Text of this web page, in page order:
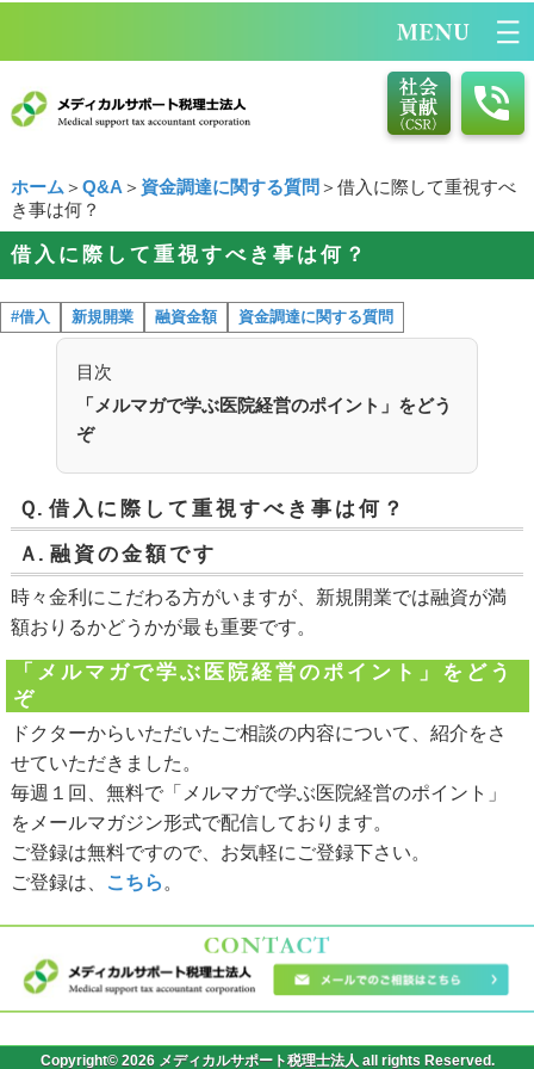
ホーム ＞ Q&A ＞ 資金調達に関する質問 ＞借入に際して重視すべ
き事は何？
借入に際して重視すべき事は何？
#借入 新規開業 融資金額 資金調達に関する質問
目次
「メルマガで学ぶ医院経営のポイント」をどう
ぞ
Ｑ. 借入に際して重視すべき事は何？
Ａ. 融資の金額です
時々金利にこだわる方がいますが、新規開業では融資が満
額おりるかどうかが最も重要です。
「メルマガで学ぶ医院経営のポイント」をどう
ぞ
ドクターからいただいたご相談の内容について、紹介をさ
せていただきました。
毎週１回、無料で「メルマガで学ぶ医院経営のポイント」
をメールマガジン形式で配信しております。
ご登録は無料ですので、お気軽にご登録下さい。
ご登録は、
こちら 。
Copyright© 2026 メディカルサポート税理士法人 all rights Reserved.